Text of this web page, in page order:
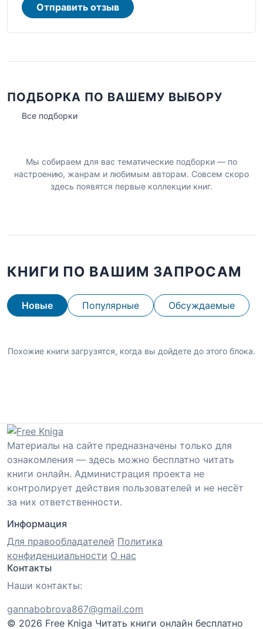
Отправить отзыв
ПОДБОРКА ПО ВАШЕМУ ВЫБОРУ
Все подборки
Мы собираем для вас тематические подборки — по
настроению, жанрам и любимым авторам. Совсем скоро
здесь появятся первые коллекции книг.
КНИГИ ПО ВАШИМ ЗАПРОСАМ
Новые Популярные Обсуждаемые
Похожие книги загрузятся, когда вы дойдете до этого блока.
Материалы на сайте предназначены только для
ознакомления — здесь можно бесплатно читать
книги онлайн. Администрация проекта не
контролирует действия пользователей и не несёт
за них ответственности.
Информация
Для правообладателей Политика
конфиденциальности О нас
Контакты
Наши контакты:
gannabobrova867@gmail.com
© 2026 Free Kniga Читать книги онлайн бесплатно